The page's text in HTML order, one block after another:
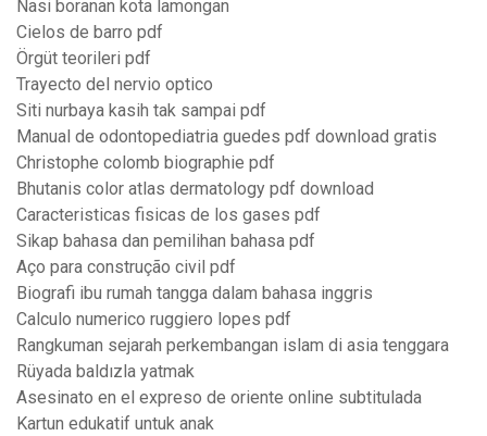
Nasi boranan kota lamongan
Cielos de barro pdf
Örgüt teorileri pdf
Trayecto del nervio optico
Siti nurbaya kasih tak sampai pdf
Manual de odontopediatria guedes pdf download gratis
Christophe colomb biographie pdf
Bhutanis color atlas dermatology pdf download
Caracteristicas fisicas de los gases pdf
Sikap bahasa dan pemilihan bahasa pdf
Aço para construção civil pdf
Biografi ibu rumah tangga dalam bahasa inggris
Calculo numerico ruggiero lopes pdf
Rangkuman sejarah perkembangan islam di asia tenggara
Rüyada baldızla yatmak
Asesinato en el expreso de oriente online subtitulada
Kartun edukatif untuk anak